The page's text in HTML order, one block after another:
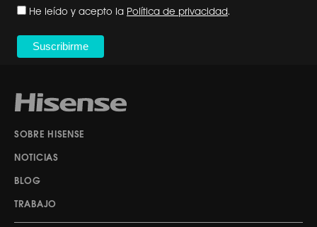
He leído y acepto la Política de privacidad.
SOBRE HISENSE
NOTICIAS
BLOG
TRABAJO